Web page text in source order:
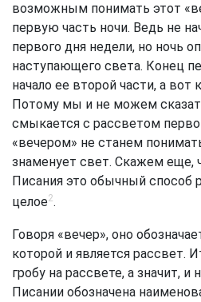
возможным понимать этот
первую часть ночи. Ведь не
первого дня недели, но ночь
наступающего света. Конец
начало ее второй части, а вот
Потому мы и не можем
смыкается с рассветом
«вечером» не станем
знаменует свет. Скажем еще,
Писания это обычный способ
целое2.
Говоря «вечер», оно
которой и является рассвет.
гробу на рассвете, а значит, и
Писании обозначена